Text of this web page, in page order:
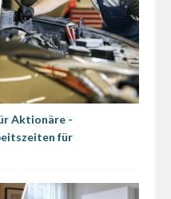
Aktionäre -
für